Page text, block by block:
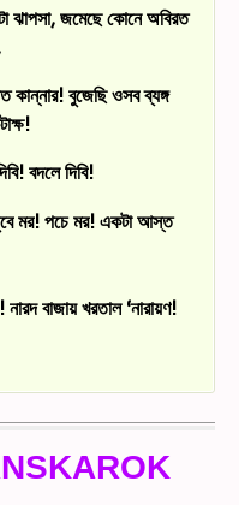
জমেছে কোনে অবিরত
কান্নার! বুজেছি ওসব ব্যঙ্গ
বদলে দিবি!
ডুবে মর! পচে মর! একটা আস্ত
বাজায় খরতাল ‘নারায়ণ!